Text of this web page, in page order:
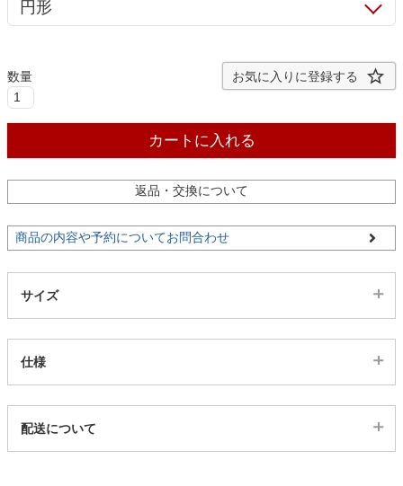
こたつ
ラグ
マット
お気に入りに登録する
カートに入れる
返品・交換について
商品の内容や予約についてお問合わせ
サイズ
仕様
12100450
配送について